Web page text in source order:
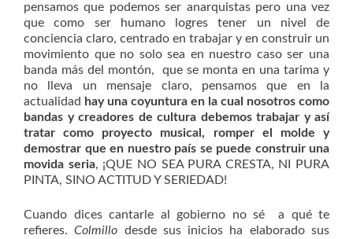
pensamos que podemos ser anarquistas pero una vez
que como ser humano logres tener un nivel de
conciencia claro, centrado en trabajar y en construir un
movimiento que no solo sea en nuestro caso ser una
banda más del montón, que se monta en una tarima y
no lleva un mensaje claro, pensamos que en la
actualidad hay una coyuntura en la cual nosotros como
bandas y creadores de cultura debemos trabajar y así
tratar como proyecto musical, romper el molde y
demostrar que en nuestro país se puede construir una
movida seria, ¡QUE NO SEA PURA CRESTA, NI PURA
PINTA, SINO ACTITUD Y SERIEDAD!
Cuando dices cantarle al gobierno no sé a qué te
refieres.Colmillo desde sus inicios ha elaborado sus